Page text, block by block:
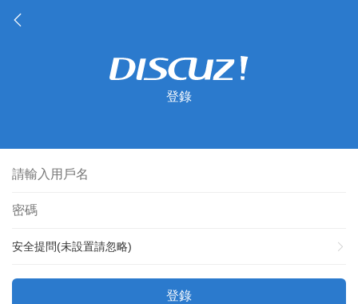
登錄
安全提問(未設置請忽略)
登錄